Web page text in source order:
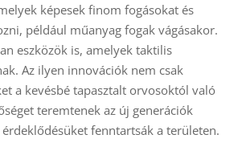
képesek finom fogásokat és
például műanyag fogak vágásakor.
eszközök is, amelyek taktilis
Az ilyen innovációk nem csak
a kevésbé tapasztalt orvosoktól való
teremtenek az új generációk
érdeklődésüket fenntartsák a területen.